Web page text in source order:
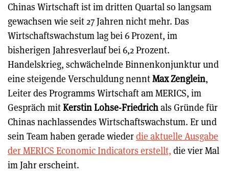
Chinas Wirtschaft ist im dritten Quartal so langsam
gewachsen wie seit 27 Jahren nicht mehr. Das
Wirtschaftswachstum lag bei 6 Prozent, im
bisherigen Jahresverlauf bei 6,2 Prozent.
Handelskrieg, schwächelnde Binnenkonjunktur und
eine steigende Verschuldung nenntMax Zenglein,
Leiter des Programms Wirtschaft am MERICS, im
Gespräch mitKerstin Lohse-Friedrichals Gründe für
Chinas nachlassendes Wirtschaftswachstum. Er und
sein Team haben gerade wiederdie aktuelle Ausgabe
der MERICS Economic Indicators erstellt, die vier Mal
im Jahr erscheint.